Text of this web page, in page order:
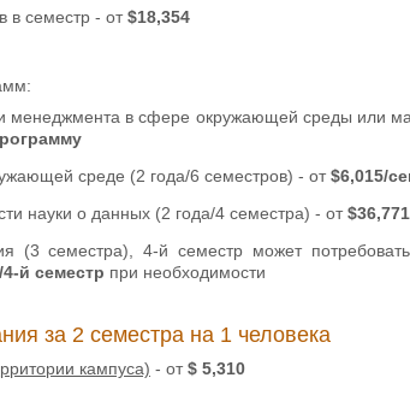
в семестр - от$18,354
менеджмента в сфере окружающей среды или
среде (2 года/6 семестров) - от$6,015/
науки о данных (2 года/4 семестра) - от
(3 семестра), 4-й семестр может
й семестр при необходимости
за 2 семестра на 1 человека
кампуса) - от$ 5,310